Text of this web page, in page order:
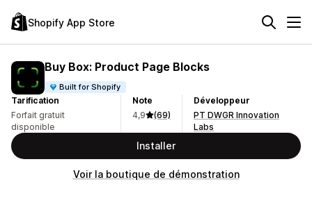
Shopify App Store
Buy Box: Product Page Blocks
Built for Shopify
Tarification
Forfait gratuit
disponible
Note
4,9
(69)
Développeur
PT DWGR Innovation
Labs
Installer
Voir la boutique de démonstration